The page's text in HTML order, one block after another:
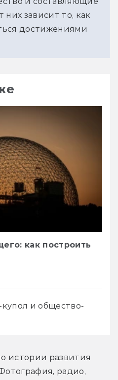
зависит то, как
достижениями
как построить
и общество-
истории развития
радио,